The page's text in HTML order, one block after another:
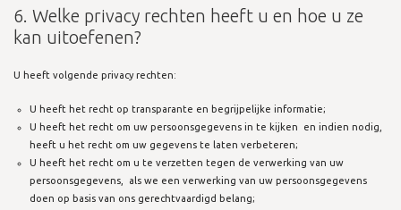
6. Welke privacy rechten heeft u en hoe u ze
kan uitoefenen?
U heeft volgende privacy rechten:
U heeft het recht op transparante en begrijpelijke informatie;
U heeft het recht om uw persoonsgegevens in te kijken en indien nodig,
heeft u het recht om uw gegevens te laten verbeteren;
U heeft het recht om u te verzetten tegen de verwerking van uw
persoonsgegevens, als we een verwerking van uw persoonsgegevens
doen op basis van ons gerechtvaardigd belang;